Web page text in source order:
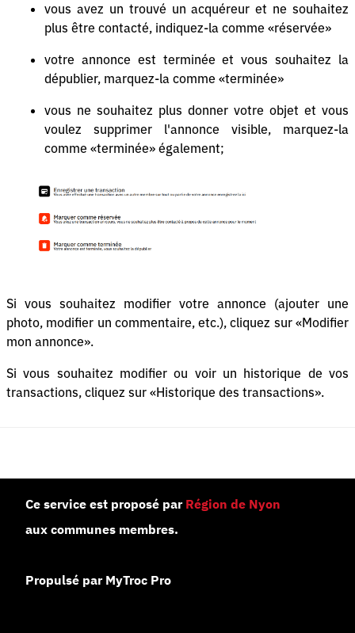
vous avez un trouvé un acquéreur et ne souhaitez
plus être contacté, indiquez-la comme «réservée»
votre annonce est terminée et vous souhaitez la
dépublier, marquez-la comme «terminée»
vous ne souhaitez plus donner votre objet et vous
voulez supprimer l'annonce visible, marquez-la
comme «terminée» également;
Si vous souhaitez modifier votre annonce (ajouter une
photo, modifier un commentaire, etc.), cliquez sur «Modifier
mon annonce».
Si vous souhaitez modifier ou voir un historique de vos
transactions, cliquez sur «Historique des transactions».
Ce service est proposé par Région de Nyon
aux communes membres.
Propulsé par MyTroc Pro